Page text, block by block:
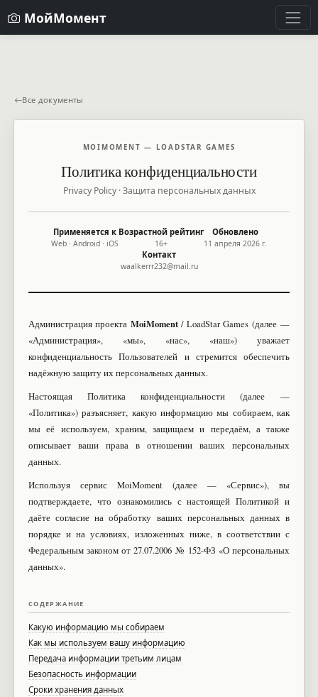
МойМомент
Все документы
MOIMOMENT — LOADSTAR GAMES
Политика конфиденциальности
Privacy Policy · Защита персональных данных
Применяется к
Web · Android · iOS
Возрастной рейтинг
16+
Обновлено
11 апреля 2026 г.
Контакт
waalkerrr232@mail.ru
Администрация проекта MoiMoment/ LoadStar Games (далее —
«Администрация», «мы», «нас», «наш») уважает
конфиденциальность Пользователей и стремится обеспечить
надёжную защиту их персональных данных.
Настоящая Политика конфиденциальности (далее —
«Политика») разъясняет, какую информацию мы собираем, как
мы её используем, храним, защищаем и передаём, а также
описывает ваши права в отношении ваших персональных
данных.
Используя сервис MoiMoment (далее — «Сервис»), вы
подтверждаете, что ознакомились с настоящей Политикой и
даёте согласие на обработку ваших персональных данных в
порядке и на условиях, изложенных ниже, в соответствии с
Федеральным законом от 27.07.2006 № 152-ФЗ «О персональных
данных».
СОДЕРЖАНИЕ
Какую информацию мы собираем
Как мы используем вашу информацию
Передача информации третьим лицам
Безопасность информации
Сроки хранения данных